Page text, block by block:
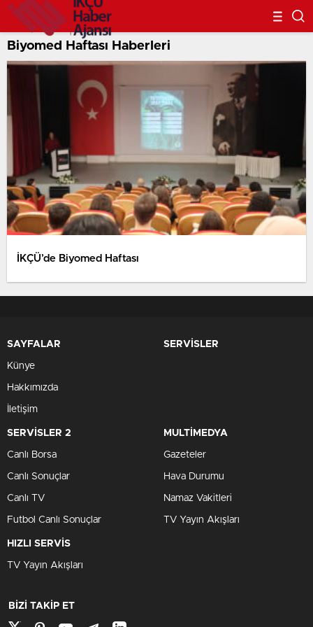
Biyomed Haftası Haberleri
İKÇÜ’de Biyomed Haftası
SAYFALAR
Künye
Hakkımızda
İletişim
SERVİSLER
SERVİSLER 2
Canlı Borsa
Canlı Sonuçlar
Canlı TV
Futbol Canlı Sonuçlar
MULTİMEDYA
Gazeteler
Hava Durumu
Namaz Vakitleri
TV Yayın Akışları
HIZLI SERVİS
TV Yayın Akışları
BİZİ TAKİP ET